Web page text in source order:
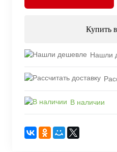
Купить
Нашли
В наличии